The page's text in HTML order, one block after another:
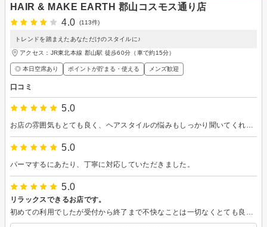
HAIR & MAKE EARTH 郡山コスモス通り店
4.0
(113件)
トレンドを踏まえたあなただけのスタイルに♪
アクセス：JR東北本線 郡山駅 徒歩60分（車で約15分）
◎ 本日空席あり ポイントが貯まる・使える メンズ歓迎
口コミ
5.0
5.0
パーマするにあたり、丁寧に対応していただきました。
5.0
リラックスできるお店です。